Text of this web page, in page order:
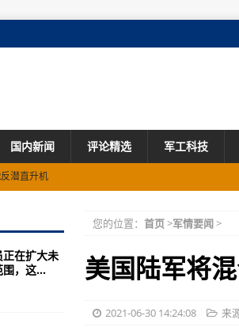
国内新闻 评论精选 军工科技
潜直升机
直升机发动机
神飞机达成协议
成了10000飞行小时以支持中央司令部的行动
您的位置： 首页>军情要闻>
美国陆军将
2021-06-30 14:24:08 来
在扩大未
围，这...